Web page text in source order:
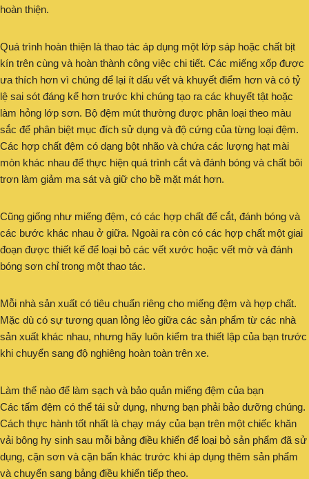
hoàn thiện.
Quá trình hoàn thiện là thao tác áp dụng một lớp sáp hoặc chất bịt
kín trên cùng và hoàn thành công việc chi tiết. Các miếng xốp được
ưa thích hơn vì chúng để lại ít dấu vết và khuyết điểm hơn và có tỷ
lệ sai sót đáng kể hơn trước khi chúng tạo ra các khuyết tật hoặc
làm hỏng lớp sơn. Bộ đệm mút thường được phân loại theo màu
sắc để phân biệt mục đích sử dụng và độ cứng của từng loại đệm.
Các hợp chất đệm có dạng bột nhão và chứa các lượng hạt mài
mòn khác nhau để thực hiện quá trình cắt và đánh bóng và chất bôi
trơn làm giảm ma sát và giữ cho bề mặt mát hơn.
Cũng giống như miếng đệm, có các hợp chất để cắt, đánh bóng và
các bước khác nhau ở giữa. Ngoài ra còn có các hợp chất một giai
đoạn được thiết kế để loại bỏ các vết xước hoặc vết mờ và đánh
bóng sơn chỉ trong một thao tác.
Mỗi nhà sản xuất có tiêu chuẩn riêng cho miếng đệm và hợp chất.
Mặc dù có sự tương quan lỏng lẻo giữa các sản phẩm từ các nhà
sản xuất khác nhau, nhưng hãy luôn kiểm tra thiết lập của bạn trước
khi chuyển sang độ nghiêng hoàn toàn trên xe.
Làm thế nào để làm sạch và bảo quản miếng đệm của bạn
Các tấm đệm có thể tái sử dụng, nhưng bạn phải bảo dưỡng chúng.
Cách thực hành tốt nhất là chạy máy của bạn trên một chiếc khăn
vải bông hy sinh sau mỗi bảng điều khiển để loại bỏ sản phẩm đã sử
dụng, cặn sơn và cặn bẩn khác trước khi áp dụng thêm sản phẩm
và chuyển sang bảng điều khiển tiếp theo.